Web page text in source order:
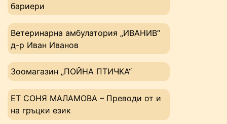
бариери
Ветеринарна амбулатория „ИВАНИВ“
д-р Иван Иванов
Зоомагазин „ПОЙНА ПТИЧКА“
ЕТ СОНЯ МАЛАМОВА – Преводи от и
на гръцки език